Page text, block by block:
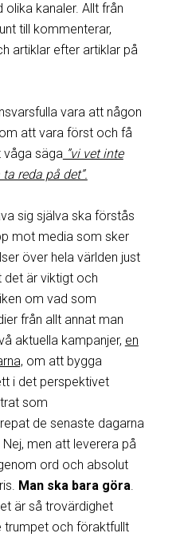
olika kanaler. Allt från
till kommenterar,
artiklar efter artiklar på
vara att någon
att vara först och få
säga ”vi vet inte
reda på det”.
sig själva ska förstås
mot media som sker
över hela världen just
det är viktigt och
om vad som
från allt annat man
aktuella kampanjer, en
om att bygga
i det perspektivet
som
de senaste dagarna
men att leverera på
ord och absolut
Man ska bara göra
är så trovärdighet
trumpet och föraktfullt